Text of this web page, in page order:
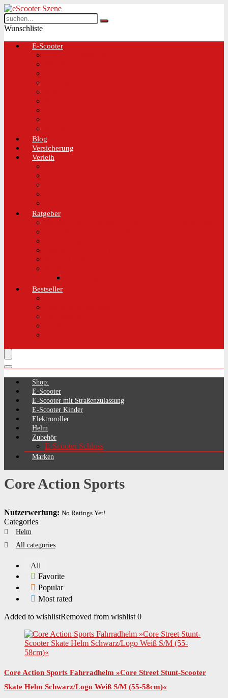
Wunschliste
E-Scooter
Blog
Versicherung
Verleih
Ratgeber
Bestseller
Shop:
E-Scooter
E-Scooter mit Straßenzulassung
E-Scooter Kinder
Elektroroller
Helm
Zubehör
E-Scooter Schloss
Marken
Core Action Sports
Nutzerwertung: No Ratings Yet!
Categories
Helm
All categories
All
Favorite
Popular
Most rated
Added to wishlistRemoved from wishlist 0
Core Action Sports Fahrradhelm »Core Street Stunt-Scooter
Skate Helm Schwarz/Logo Weiß S/M (55-58cm)«